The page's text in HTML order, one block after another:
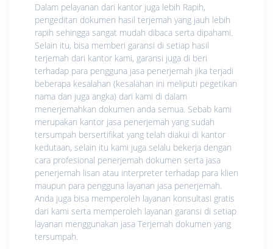
Dalam pelayanan dari kantor juga lebih Rapih,
pengeditan dokumen hasil terjemah yang jauh lebih
rapih sehingga sangat mudah dibaca serta dipahami.
Selain itu, bisa memberi garansi di setiap hasil
terjemah dari kantor kami, garansi juga di beri
terhadap para pengguna jasa penerjemah jika terjadi
beberapa kesalahan (kesalahan ini meliputi pegetikan
nama dan juga angka) dari kami di dalam
menerjemahkan dokumen anda semua. Sebab kami
merupakan kantor jasa penerjemah yang sudah
tersumpah bersertifikat yang telah diakui di kantor
kedutaan, selain itu kami juga selalu bekerja dengan
cara profesional penerjemah dokumen serta jasa
penerjemah lisan atau interpreter terhadap para klien
maupun para pengguna layanan jasa penerjemah.
Anda juga bisa memperoleh layanan konsultasi gratis
dari kami serta memperoleh layanan garansi di setiap
layanan menggunakan jasa Terjemah dokumen yang
tersumpah.